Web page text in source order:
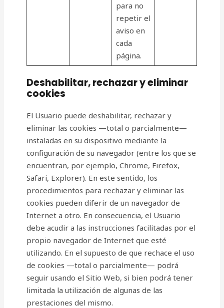
para no
repetir el
aviso en
cada
página.
Deshabilitar, rechazar y eliminar
cookies
El Usuario puede deshabilitar, rechazar y
eliminar las cookies —total o parcialmente—
instaladas en su dispositivo mediante la
configuración de su navegador (entre los que se
encuentran, por ejemplo, Chrome, Firefox,
Safari, Explorer). En este sentido, los
procedimientos para rechazar y eliminar las
cookies pueden diferir de un navegador de
Internet a otro. En consecuencia, el Usuario
debe acudir a las instrucciones facilitadas por el
propio navegador de Internet que esté
utilizando. En el supuesto de que rechace el uso
de cookies —total o parcialmente— podrá
seguir usando el Sitio Web, si bien podrá tener
limitada la utilización de algunas de las
prestaciones del mismo.